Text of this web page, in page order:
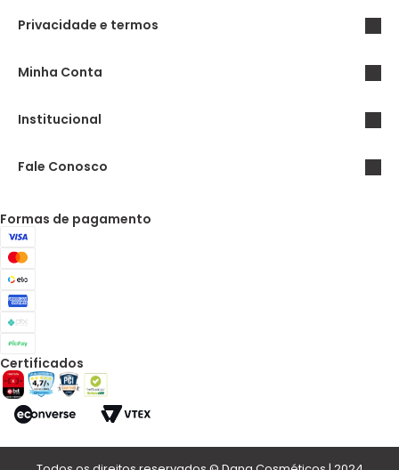
Privacidade e termos
Minha Conta
Institucional
Fale Conosco
Formas de pagamento
Certificados